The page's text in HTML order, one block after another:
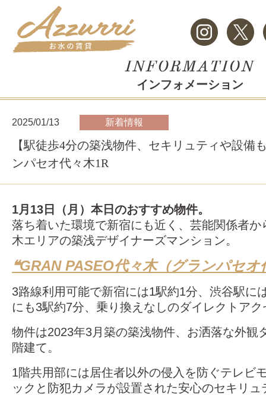
インフォメーション
2025/01/13 新着情報
【駅徒歩4分の築浅物件、セキリュティや設備
ンパセオ代々木1R
1月13日（月）本日のおすすめ物件。
落ち着いた環境で新宿にも近く、芸能関係者か
木エリアの築浅デザイナーズマンション。
❝GRAN PASEO代々木（グランパセオ
3路線利用可能で新宿には1駅約1分、渋谷駅に
にも3駅約7分、乗り換えなしのダイレクトアク
物件は2023年3月築の築浅物件、お洒落な外観
階建て。
1階共用部には居住者以外の侵入を防ぐテレビ
ックと防犯カメラが設置された安心のセキリ